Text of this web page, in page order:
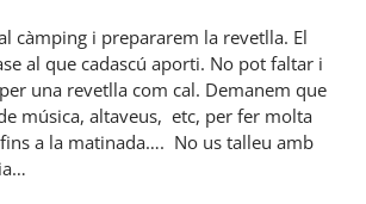
càmping i prepararem la revetlla. El
al que cadascú aporti. No pot faltar i
una revetlla com cal. Demanem que
música, altaveus, etc, per fer molta
a la matinada…. No us talleu amb